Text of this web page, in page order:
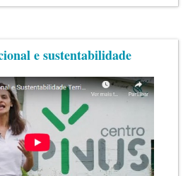
e sustentabilidade